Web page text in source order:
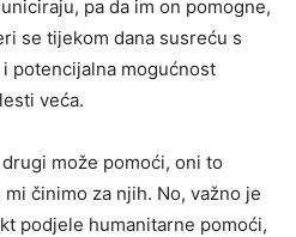
pa da im on pomogne,
se tijekom dana susreću s
potencijalna mogućnost
veća.
može pomoći, oni to
činimo za njih. No, važno je
podjele humanitarne pomoći,